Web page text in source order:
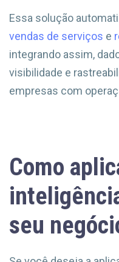
Essa solução
vendas de serviços e
integrando assim,
visibilidade e
empresas com
Como
seu